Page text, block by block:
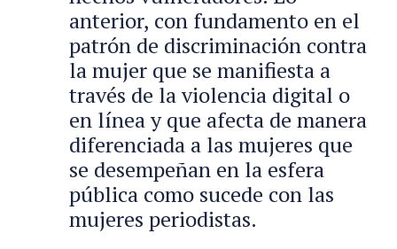
anterior, con fundamento en el
patrón de discriminación contra
la mujer que se manifiesta a
través de la violencia digital o
en línea y que afecta de manera
diferenciada a las mujeres que
se desempeñan en la esfera
pública como sucede con las
mujeres periodistas.